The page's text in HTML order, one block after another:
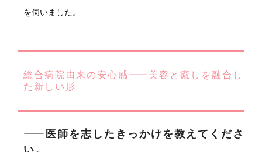
を伺いました。
総合病院由来の安心感——美容と癒しを融合し
た新しい形
――医師を志したきっかけを教えてくださ